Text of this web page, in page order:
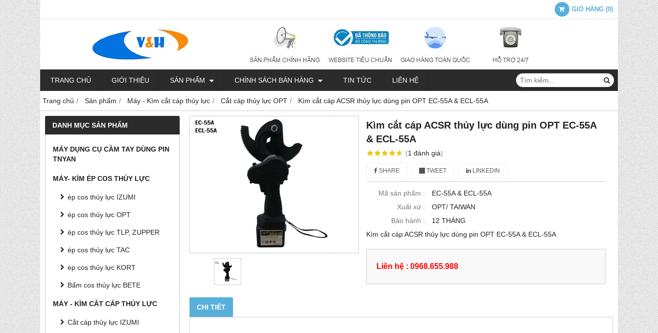
GIỎ HÀNG (0)
TRANG CHỦ GIỚI THIỆU SẢN PHẨM CHÍNH SÁCH BÁN HÀNG TIN TỨC LIÊN HỆ
Trang chủ Sản phẩm Máy - Kìm cắt cáp thủy lực Cắt cáp thủy lực OPT Kìm cắt cáp ACSR thủy lực dùng pin OPT EC-55A & ECL-55A
DANH MỤC SẢN PHẨM
MÁY DỤNG CỤ CẦM TAY DÙNG PIN
TNYAN
MÁY- KÌM ÉP COS THỦY LỰC
ép cos thủy lực IZUMI
ép cos thủy lực OPT
ép cos thủy lực TLP, ZUPPER
ép cos thủy lực TAC
ép cos thủy lực KORT
Bấm cos thủy lực BETE
MÁY - KÌM CẮT CÁP THỦY LỰC
Cắt cáp thủy lực IZUMI
Kìm cắt cáp ACSR thủy lực dùng pin OPT EC-55A
& ECL-55A
(1 đánh giá)
SHARE TWEET LINKEDIN
Mã sản phẩm :
EC-55A & ECL-55A
Xuất xứ :
OPT/ TAIWAN
Bảo hành :
12 THÁNG
Kìm cắt cáp ACSR thủy lực dùng pin OPT EC-55A & ECL-55A
Liên hệ : 0968.655.988
CHI TIẾT